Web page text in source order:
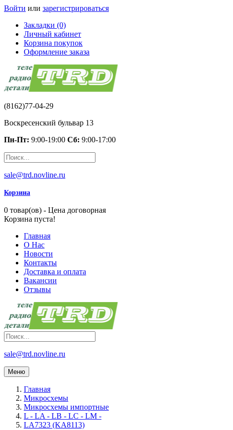
Войти или зарегистрироваться
Закладки (0)
Личный кабинет
Корзина покупок
Оформление заказа
(8162)77-04-29
Воскресенский бульвар 13
Пн-Пт: 9:00-19:00 Сб: 9:00-17:00
sale@trd.novline.ru
Корзина
0 товар(ов) - Цена договорная
Корзина пуста!
Главная
О Нас
Новости
Контакты
Доставка и оплата
Вакансии
Отзывы
sale@trd.novline.ru
Меню
Главная
Микросхемы
Микросхемы импортные
L - LA - LB - LC - LM -
LA7323 (KA8113)